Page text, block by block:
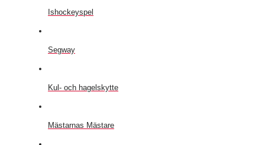
Ishockeyspel
Segway
Kul- och hagelskytte
Mästarnas Mästare